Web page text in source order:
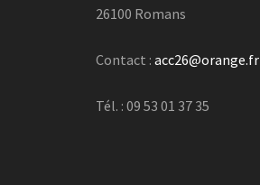
26100 Romans
Contact :acc26@orange.fr
Tél. : 09 53 01 37 35